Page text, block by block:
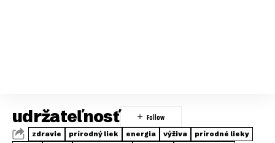
udržateľnosť
zdravie prírodný liek energia výživa
prírodné lieky